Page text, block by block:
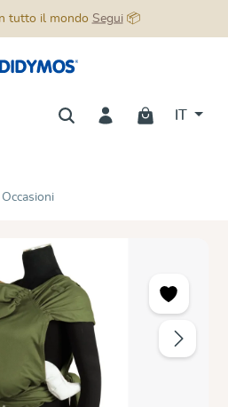
tutto il mondo Segui📦
Occasioni